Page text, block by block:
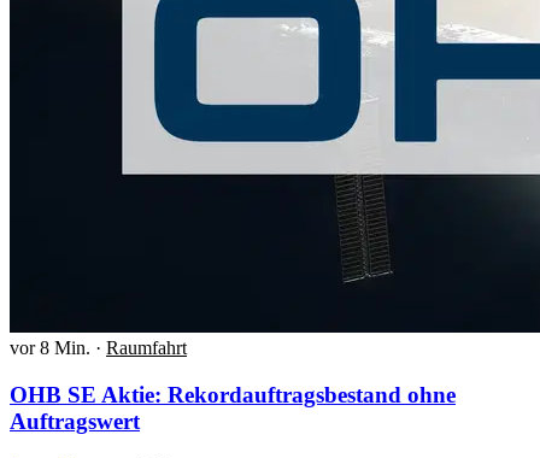
vor 8 Min. · Raumfahrt
OHB SE Aktie: Rekordauftragsbestand ohne
Auftragswert